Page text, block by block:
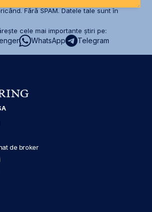
Fără SPAM. Datele tale sunt în
cele mai importante știri pe:
WhatsApp Telegram
de broker